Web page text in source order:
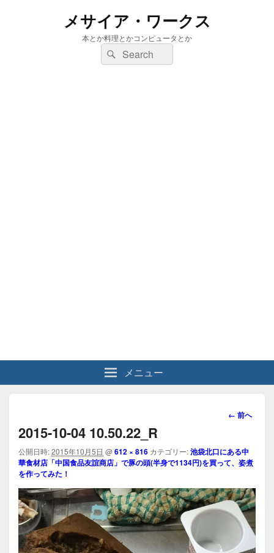
メサイア・ワークス
本とか料理とかコンピュータとか
検
索:
検
索
メニュー
画
ビ
ゲ
シ
ョ
ン
← 前へ
2015-10-04 10.50.22_R
公開日時:2015年10月5日 @612 × 816 カテゴリー:池袋北口にある中
華食材店「中国食品友誼商店」で豚の頭(半身で1134円)を買って、姿煮
を作ってみた！